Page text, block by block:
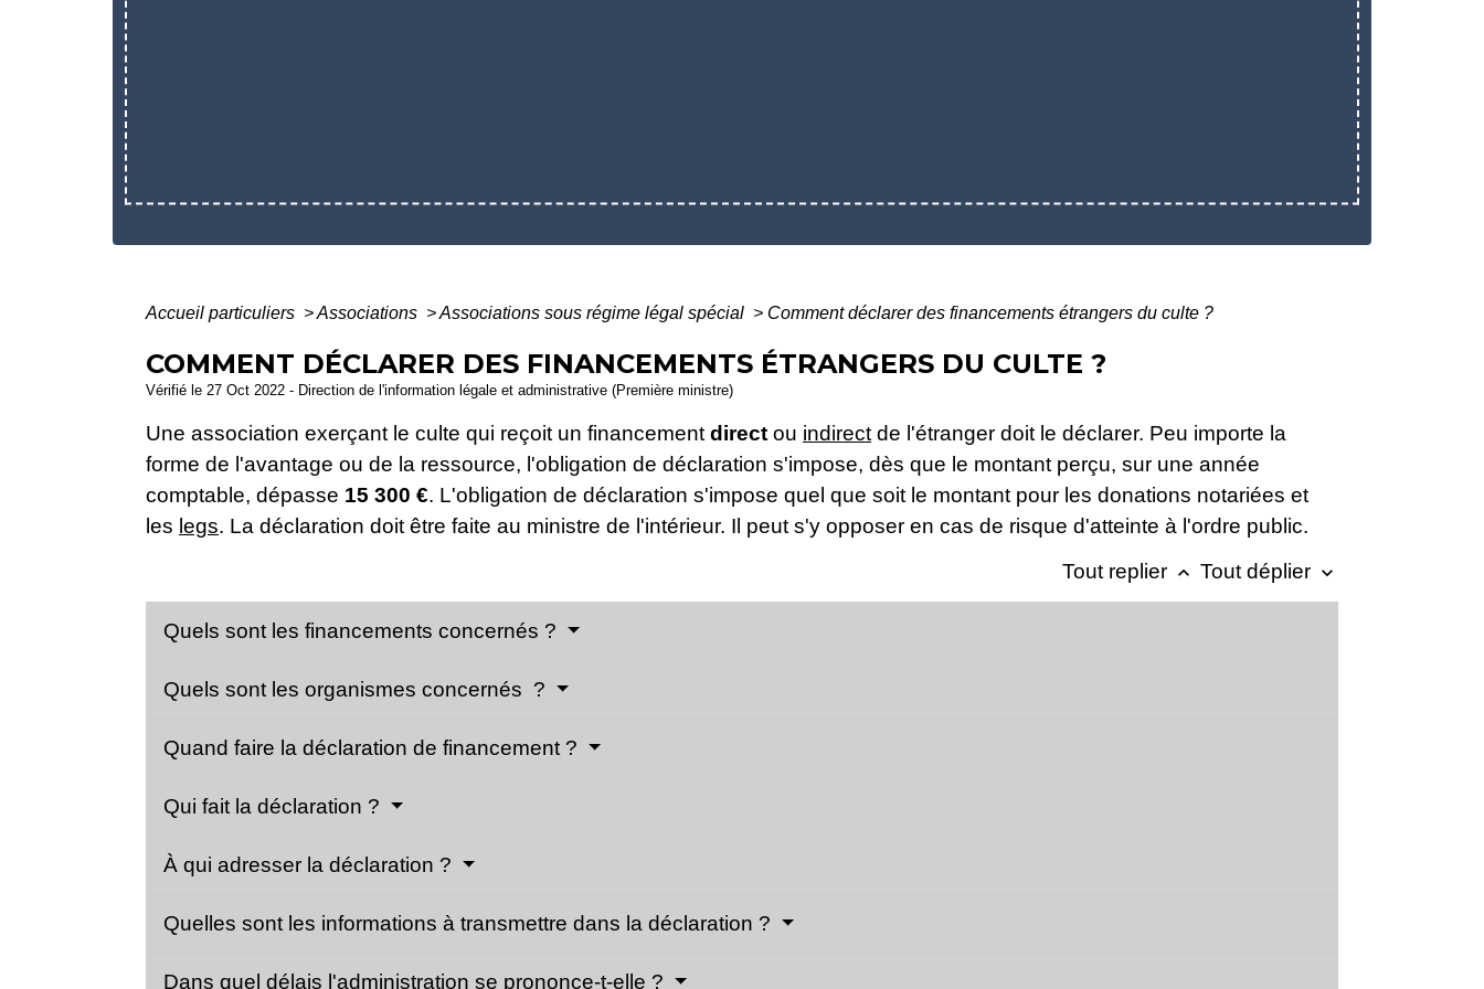
Accueil particuliers >Associations >Associations sous régime légal spécial > Comment déclarer des financements étrangers du culte ?
COMMENT DÉCLARER DES FINANCEMENTS ÉTRANGERS DU CULTE ?
Vérifié le 27 Oct 2022 - Direction de l'information légale et administrative (Première ministre)
Une association exerçant le culte qui reçoit un financement direct ou indirect de l'étranger doit le déclarer. Peu importe la
forme de l'avantage ou de la ressource, l'obligation de déclaration s'impose, dès que le montant perçu, sur une année
comptable, dépasse 15 300 €. L'obligation de déclaration s'impose quel que soit le montant pour les donations notariées et
les legs. La déclaration doit être faite au ministre de l'intérieur. Il peut s'y opposer en cas de risque d'atteinte à l'ordre public.
Tout replier keyboard_arrow_up Tout déplier keyboard_arrow_down
Quels sont les financements concernés ?
Quels sont les organismes concernés ?
Quand faire la déclaration de financement ?
Qui fait la déclaration ?
À qui adresser la déclaration ?
Quelles sont les informations à transmettre dans la déclaration ?
Dans quel délais l'administration se prononce-t-elle ?